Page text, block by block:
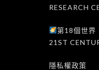
RESEARCH
第18個世界
21ST
隱私權政策